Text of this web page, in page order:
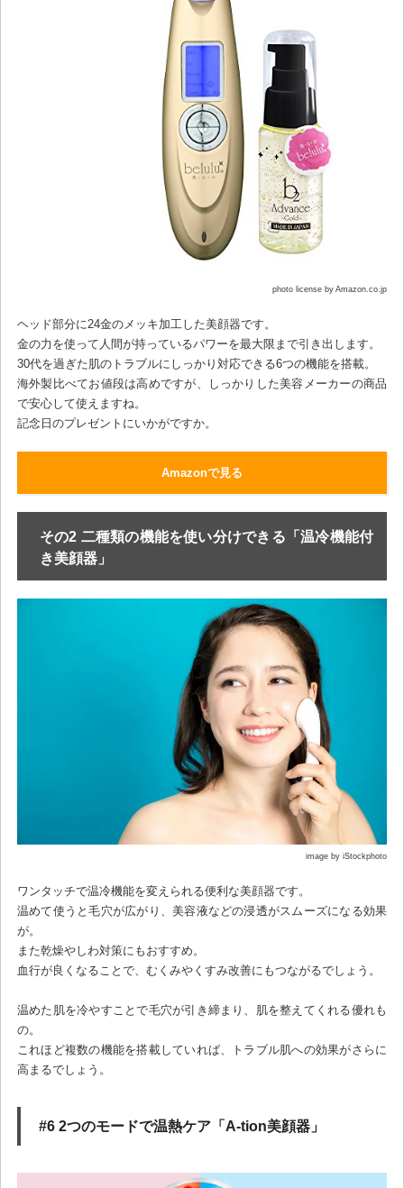
photo license by Amazon.co.jp
ヘッド部分に24金のメッキ加工した美顔器です。
金の力を使って人間が持っているパワーを最大限まで引き出します。
30代を過ぎた肌のトラブルにしっかり対応できる6つの機能を搭載。
海外製比べてお値段は高めですが、しっかりした美容メーカーの商品
で安心して使えますね。
記念日のプレゼントにいかがですか。
Amazonで見る
その2 二種類の機能を使い分けできる「温冷機能付
き美顔器」
image by iStockphoto
ワンタッチで温冷機能を変えられる便利な美顔器です。
温めて使うと毛穴が広がり、美容液などの浸透がスムーズになる効果
が。
また乾燥やしわ対策にもおすすめ。
血行が良くなることで、むくみやくすみ改善にもつながるでしょう。
温めた肌を冷やすことで毛穴が引き締まり、肌を整えてくれる優れも
の。
これほど複数の機能を搭載していれば、トラブル肌への効果がさらに
高まるでしょう。
#6 2つのモードで温熱ケア「A-tion美顔器」